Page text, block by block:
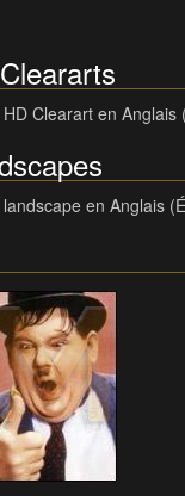
Clearart en Anglais
en Anglais